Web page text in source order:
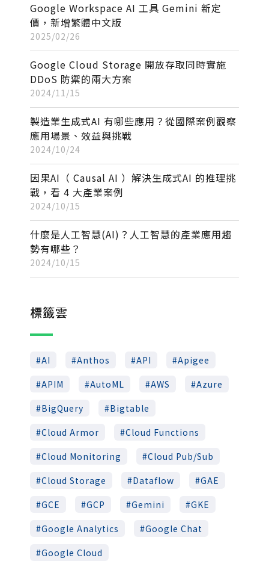
Google Workspace AI 工具 Gemini 新定
價，新增繁體中文版
2025/02/26
Google Cloud Storage 開放存取同時實施
DDoS 防禦的兩大方案
2024/11/15
製造業生成式AI 有哪些應用？從國際案例觀察
應用場景、效益與挑戰
2024/10/24
因果AI（ Causal AI ）解決生成式AI 的推理挑
戰，看 4 大產業案例
2024/10/15
什麼是人工智慧(AI)？人工智慧的產業應用趨
勢有哪些？
2024/10/15
標籤雲
AI Anthos API
Apigee
APIM
AutoML AWS
Azure
BigQuery
Bigtable
Cloud Armor
Cloud Functions
Cloud Monitoring
Cloud Pub/Sub
Cloud Storage
Dataflow
GAE
GCE
GCP Gemini
GKE
Google Analytics
Google Chat
Google Cloud